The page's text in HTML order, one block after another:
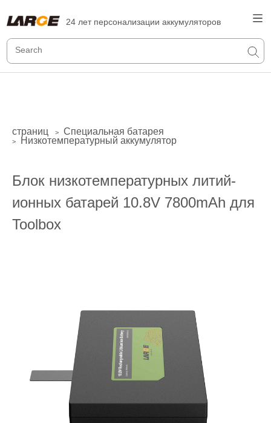
24 лет персонализации аккумуляторов
страниц > Специальная батарея
> Низкотемпературный аккумулятор
Блок низкотемпературных литий-
ионных батарей 10.8V 7800mAh для
Toolbox